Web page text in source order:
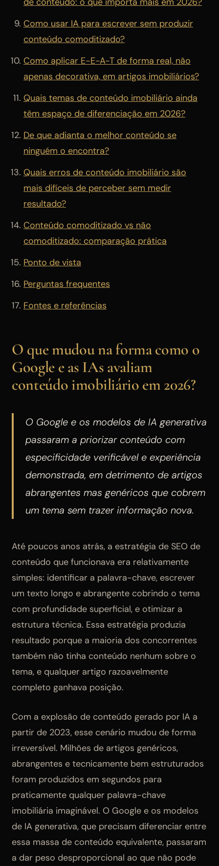
Como usar IA para escrever sem produzir
conteúdo comoditizado?
Como aplicar E-E-A-T de forma real, não
apenas decorativa, em artigos imobiliários?
Quais temas de conteúdo imobiliário ainda
têm espaço de diferenciação em 2026?
De que adianta o melhor conteúdo se
ninguém o encontra?
Quais erros de conteúdo imobiliário são
mais difíceis de perceber sem medir
resultado?
Conteúdo comoditizado vs não
comoditizado: comparação prática
Ponto de vista
Perguntas frequentes
Fontes e referências
O que mudou na forma como o
Google e as IAs avaliam
conteúdo imobiliário em 2026?
O Google e os modelos de IA generativa
passaram a priorizar conteúdo com
especificidade verificável e experiência
demonstrada, em detrimento de artigos
abrangentes mas genéricos que cobrem
um tema sem trazer informação nova.
Até poucos anos atrás, a estratégia de SEO de
conteúdo que funcionava era relativamente
simples: identificar a palavra-chave, escrever
um texto longo e abrangente cobrindo o tema
com profundidade superficial, e otimizar a
estrutura técnica. Essa estratégia produzia
resultado porque a maioria dos concorrentes
também não tinha conteúdo nenhum sobre o
tema, e qualquer artigo razoavelmente
completo ganhava posição.
Com a explosão de conteúdo gerado por IA a
partir de 2023, esse cenário mudou de forma
irreversível. Milhões de artigos genéricos,
abrangentes e tecnicamente bem estruturados
foram produzidos em segundos para
praticamente qualquer palavra-chave
imobiliária imaginável. O Google e os modelos
de IA generativa, que precisam diferenciar entre
essa massa de conteúdo equivalente, passaram
a dar peso desproporcional ao que não pode